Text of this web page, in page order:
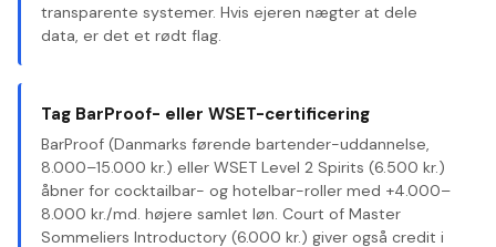
transparente systemer. Hvis ejeren nægter at dele
data, er det et rødt flag.
Tag BarProof- eller WSET-certificering
BarProof (Danmarks førende bartender-uddannelse,
8.000–15.000 kr.) eller WSET Level 2 Spirits (6.500 kr.)
åbner for cocktailbar- og hotelbar-roller med +4.000–
8.000 kr./md. højere samlet løn. Court of Master
Sommeliers Introductory (6.000 kr.) giver også credit i